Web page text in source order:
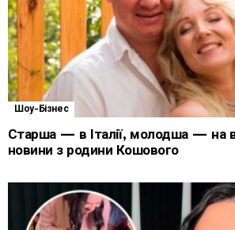
Шоу-Бізнес
Старша — в Італії, молодша — на
новини з родини Кошового